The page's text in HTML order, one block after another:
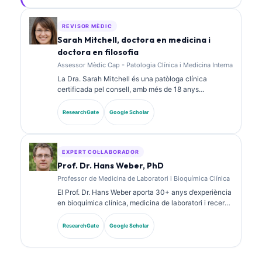
interpretació de biomarcadors i els diagnòstics de
laboratori en temes de medicina de laboratori.
REVISOR MÈDIC
Sarah Mitchell, doctora en medicina i
doctora en filosofia
Assessor Mèdic Cap - Patologia Clínica i Medicina Interna
La Dra. Sarah Mitchell és una patòloga clínica
certificada pel consell, amb més de 18 anys
d’experiència en medicina de laboratori i anàlisi
diagnòstica. Té certificacions d’especialitat en
química clínica i ha publicat extensament sobre
ResearchGate Google Scholar
EXPERT COL·LABORADOR
Prof. Dr. Hans Weber, PhD
Professor de Medicina de Laboratori i Bioquímica Clínica
El Prof. Dr. Hans Weber aporta 30+ anys d’experiència
en bioquímica clínica, medicina de laboratori i recerca
de biomarcadors. Ex president de la Societat
Alemanya de Química Clínica, s’especialitza en
anàlisi de panells diagnòstics, estandardització de
ResearchGate Google Scholar